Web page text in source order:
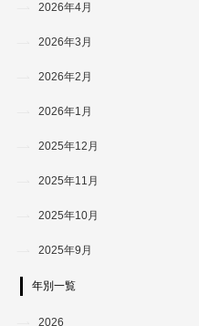
2026年4月
2026年3月
2026年2月
2026年1月
2025年12月
2025年11月
2025年10月
2025年9月
年別一覧
2026